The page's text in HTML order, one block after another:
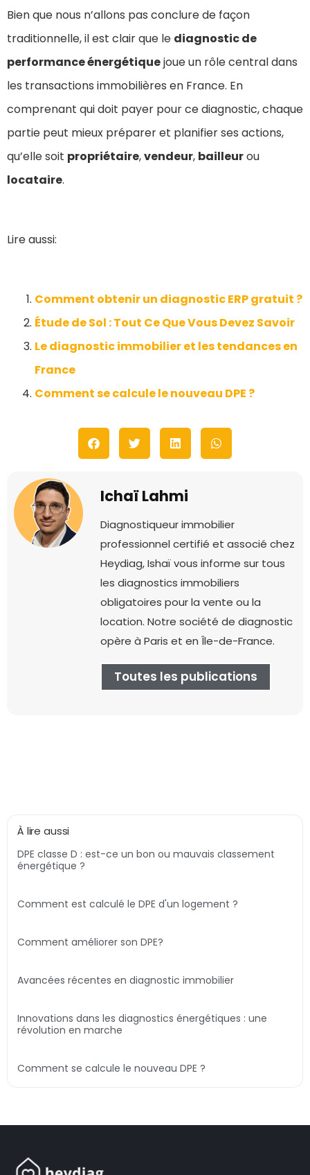
Bien que nous n’allons pas conclure de façon
traditionnelle, il est clair que le diagnostic de
performance énergétiquejoue un rôle central dans
les transactions immobilières en France. En
comprenant qui doit payer pour ce diagnostic, chaque
partie peut mieux préparer et planifier ses actions,
qu’elle soit propriétaire,vendeur, bailleurou
locataire.
Lire aussi:
Comment obtenir un diagnostic ERP gratuit ?
Étude de Sol : Tout Ce Que Vous Devez Savoir
Le diagnostic immobilier et les tendances en
France
Comment se calcule le nouveau DPE ?
Ichaï Lahmi
Diagnostiqueur immobilier
professionnel certifié et associé chez
Heydiag, Ishaï vous informe sur tous
les diagnostics immobiliers
obligatoires pour la vente ou la
location. Notre société de diagnostic
opère à Paris et en Île-de-France.
Toutes les publications
À lire aussi
DPE classe D : est-ce un bon ou mauvais classement
énergétique ?
Comment est calculé le DPE d'un logement ?
Comment améliorer son DPE?
Avancées récentes en diagnostic immobilier
Innovations dans les diagnostics énergétiques : une
révolution en marche
Comment se calcule le nouveau DPE ?